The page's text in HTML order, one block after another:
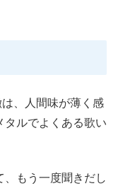
、人間味が薄く感
タルでよくある歌い
もう一度聞きだし